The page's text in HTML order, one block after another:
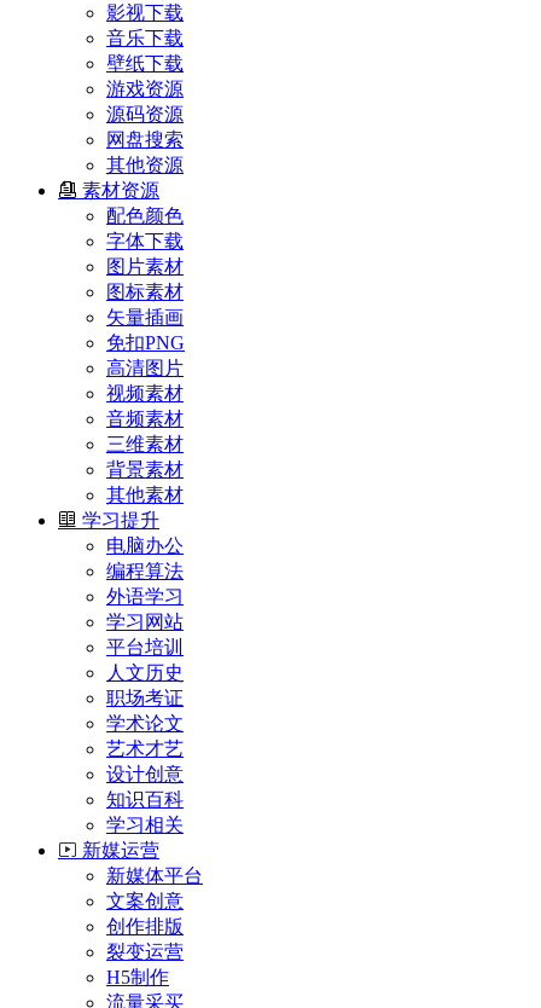
影视下载
音乐下载
壁纸下载
游戏资源
源码资源
网盘搜索
其他资源
素材资源
配色颜色
字体下载
图片素材
图标素材
矢量插画
免扣PNG
高清图片
视频素材
音频素材
三维素材
背景素材
其他素材
学习提升
电脑办公
编程算法
外语学习
学习网站
平台培训
人文历史
职场考证
学术论文
艺术才艺
设计创意
知识百科
学习相关
新媒运营
新媒体平台
文案创意
创作排版
裂变运营
H5制作
流量采买